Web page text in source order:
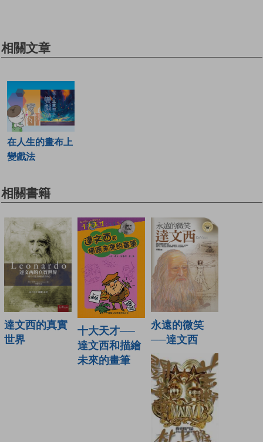
相關文章
在人生的畫布上
變戲法
相關書籍
達文西的真實
世界
十大天才──
達文西和描繪
未來的畫筆
永遠的微笑
──達文西